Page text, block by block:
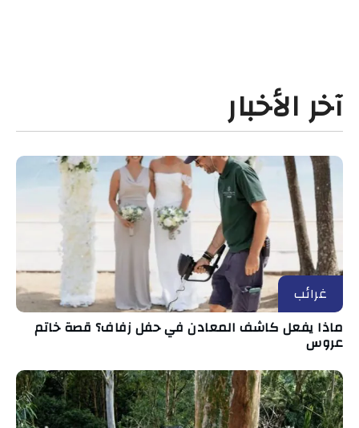
آخر الأخبار
غرائب
ماذا يفعل كاشف المعادن في حفل زفاف؟ قصة خاتم
عروس